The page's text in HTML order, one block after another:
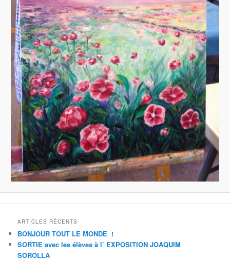
ARTICLES RÉCENTS
BONJOUR TOUT LE MONDE !
SORTIE avec les élèves à l’ EXPOSITION JOAQUIM
SOROLLA